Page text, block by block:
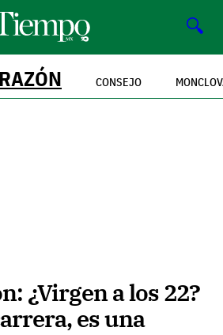
🔍
CONSEJO
¿Virgen a los 22?
es una